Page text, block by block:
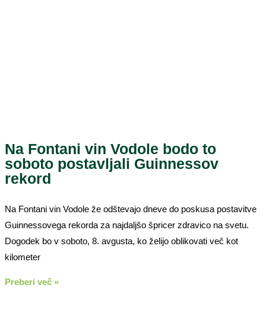
Na Fontani vin Vodole bodo to
soboto postavljali Guinnessov
rekord
Na Fontani vin Vodole že odštevajo dneve do poskusa postavitve
Guinnessovega rekorda za najdaljšo špricer zdravico na svetu.
Dogodek bo v soboto, 8. avgusta, ko želijo oblikovati več kot
kilometer
Preberi več »